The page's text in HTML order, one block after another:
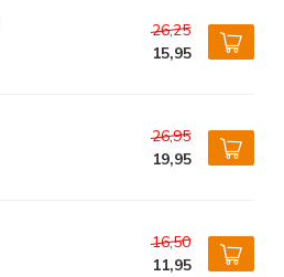
26,25
15,95
26,95
19,95
16,50
11,95